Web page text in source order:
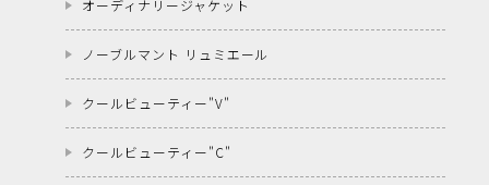
オーディナリージャケット
ノーブルマント リュミエール
クールビューティー"V"
クールビューティー"C"